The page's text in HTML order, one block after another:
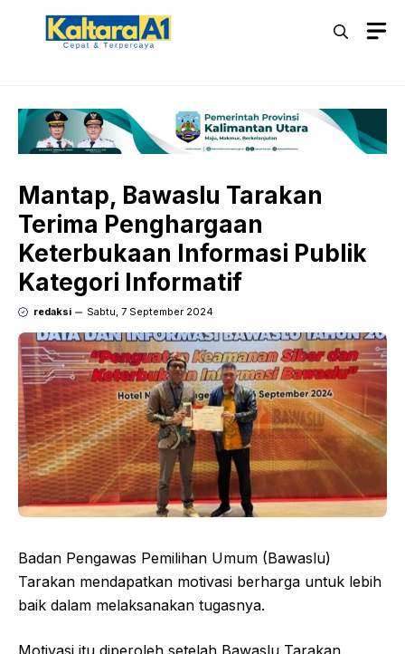
Langsung
Mantap, Bawaslu Tarakan
Terima Penghargaan
Keterbukaan Informasi Publik
Kategori Informatif
redaksi Sabtu, 7 September 2024
Badan Pengawas Pemilihan Umum (Bawaslu)
Tarakan mendapatkan motivasi berharga untuk lebih
baik dalam melaksanakan tugasnya.